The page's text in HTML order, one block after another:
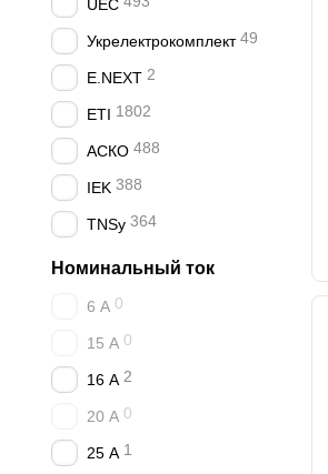
UEC
Укрелектрокомплект 49
E.NEXT 2
ETI 1802
АСКО 488
IEK 388
TNSy 364
Номинальный ток
6 А 0
15 А 0
16 А 2
20 А 0
25 А 1